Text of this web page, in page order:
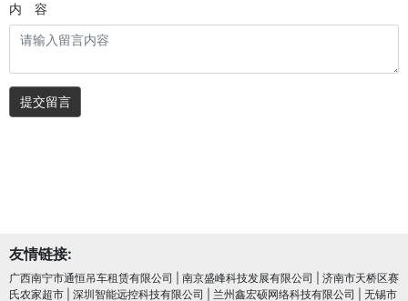
内 容
提交留言
友情链接:
广西南宁市通恒吊车租赁有限公司 南京盛峰科技发展有限公司
济南市天桥区赛
氏农家超市
深圳智能远控科技有限公司 兰州鑫宏硕网络科技有限公司
无锡市